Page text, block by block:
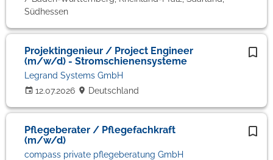
Südhessen
Projektingenieur / Project Engineer
(m/w/d) - Stromschienensysteme
12.07.2026
Legrand Systems GmbH
Deutschland
Pflegeberater / Pflegefachkraft
(m/w/d)
compass private pflegeberatung GmbH